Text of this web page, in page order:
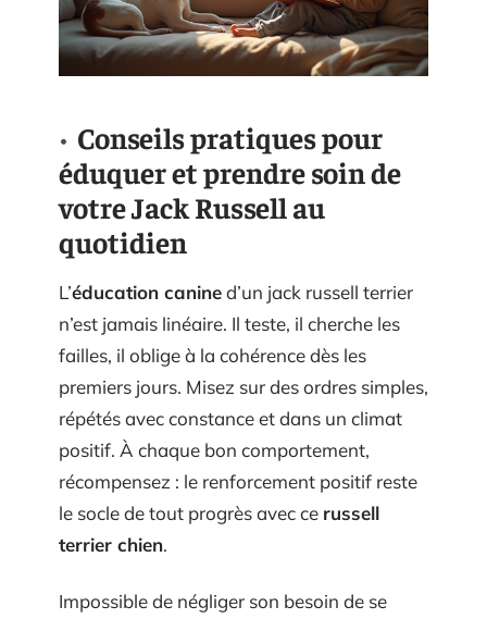
Conseils pratiques pour
éduquer et prendre soin de
votre Jack Russell au
quotidien
L’éducation canined’un jack russell terrier
n’est jamais linéaire. Il teste, il cherche les
failles, il oblige à la cohérence dès les
premiers jours. Misez sur des ordres simples,
répétés avec constance et dans un climat
positif. À chaque bon comportement,
récompensez : le renforcement positif reste
le socle de tout progrès avec ce russell
terrier chien.
Impossible de négliger son besoin de se